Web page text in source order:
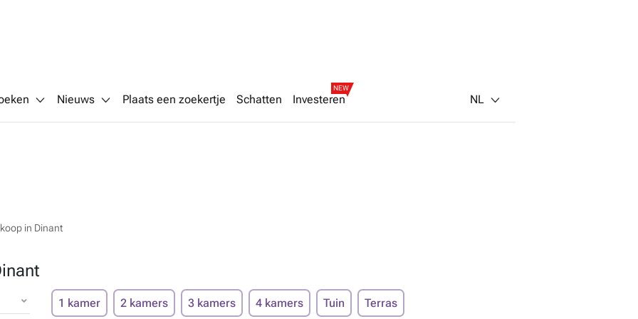
Nieuws Plaats een zoekertje Schatten Investeren
NEW
NL
in Dinant
1 kamer 2 kamers 3 kamers 4 kamers Tuin Terras